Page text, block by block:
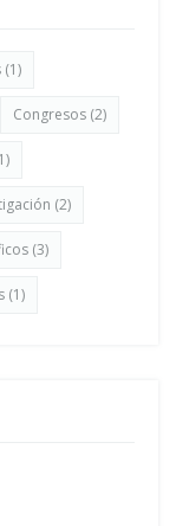
(1)
Congresos (2)
(2)
(3)
(1)